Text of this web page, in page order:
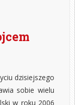
dzisiejszego
sobie wielu
w roku 2006